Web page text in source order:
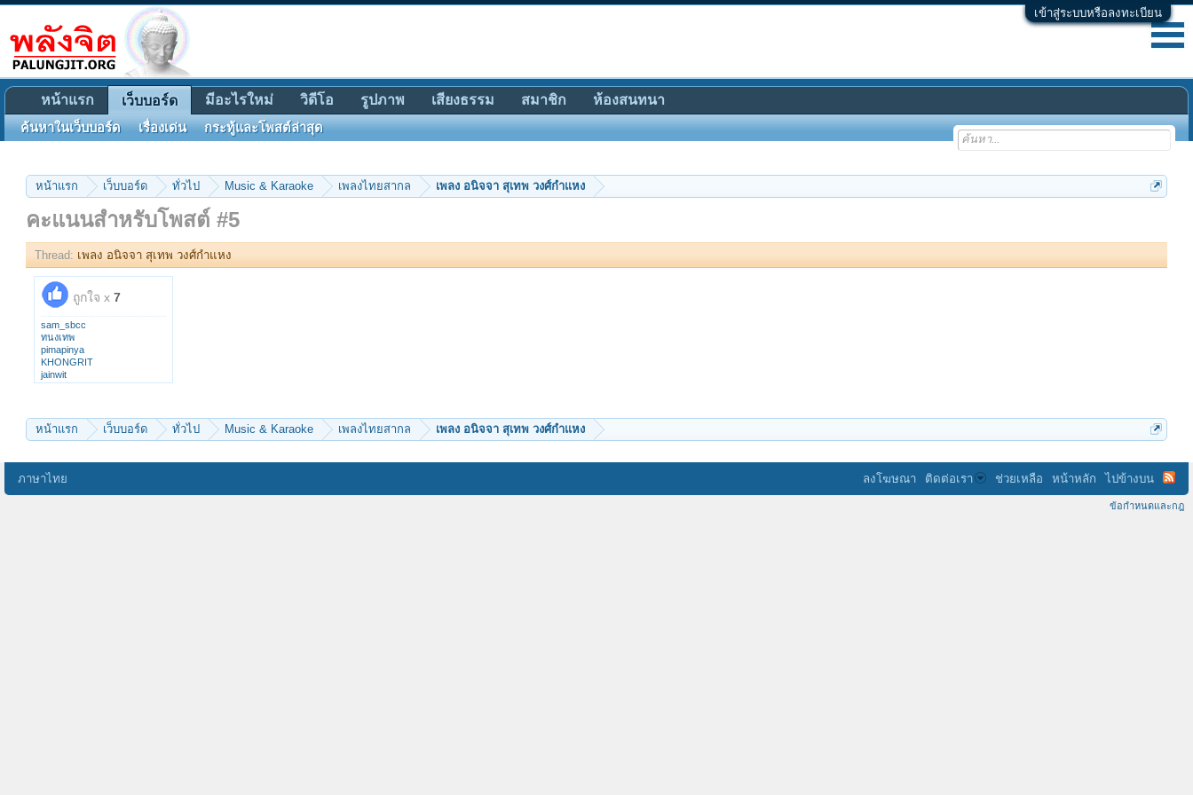
เข้าสู่ระบบหรือลงทะเบียน
หน้าแรก เว็บบอร์ด ทั่วไป Music & Karaoke เพลงไทยสากล เพลง อนิจจา สุเทพ วงศ์กำแหง
คะแนนสำหรับโพสต์ #5
Thread: เพลง อนิจจา สุเทพ วงศ์กำแหง
ถูกใจ x 7
sam_sbcc
ทนงเทพ
pimapinya
KHONGRIT
jainwit
ลุงชาลี
หน้าแรก เว็บบอร์ด ทั่วไป Music & Karaoke เพลงไทยสากล เพลง อนิจจา สุเทพ วงศ์กำแหง
หน้าแรก เว็บบอร์ด
ค้นหาในเว็บบอร์ด เรื่องเด่น กระทู้และโพสต์ล่าสุด
มีอะไรใหม่ วิดีโอ รูปภาพ เสียงธรรม สมาชิก ห้องสนทนา
ภาษาไทย ลงโฆษณา ติดต่อเรา ช่วยเหลือ หน้าหลัก ไปข้างบน
ข้อกำหนดและกฎ